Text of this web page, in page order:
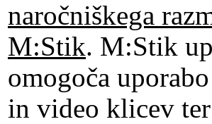
naročniškega
M:Stik. M:Stik
omogoča
in video klicev